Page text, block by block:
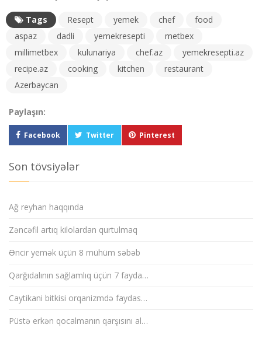
Tags Resept yemek chef
food
aspaz
dadli yemekresepti
metbex
millimetbex
kulunariya chef.az
yemekresepti.az
recipe.az
cooking kitchen
restaurant
Azerbaycan
Paylaşın:
Facebook Twitter Pinterest
Son tövsiyələr
Ağ reyhan haqqında
Zəncəfil artıq kilolardan qurtulmaq
Əncir yemək üçün 8 mühüm səbəb
Qarğıdalının sağlamlıq üçün 7 fayda…
Caytikani bitkisi orqanizmdə faydas…
Püstə erkən qocalmanın qarşısını al…